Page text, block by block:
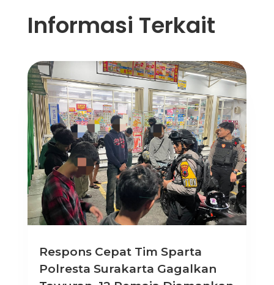
Informasi Terkait
Respons Cepat Tim Sparta
Polresta Surakarta Gagalkan